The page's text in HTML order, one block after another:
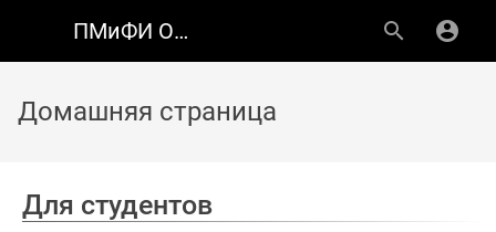
ПМиФИ ОмГТУ
Домашняя страница
Для студентов